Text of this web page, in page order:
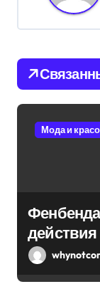
ц
и
я
а
п
и
Мода и